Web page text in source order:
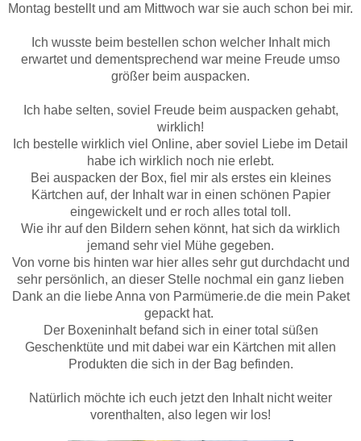
Montag bestellt und am Mittwoch war sie auch schon bei mir.
Ich wusste beim bestellen schon welcher Inhalt mich
erwartet und dementsprechend war meine Freude umso
größer beim auspacken.
Ich habe selten, soviel Freude beim auspacken gehabt,
wirklich!
Ich bestelle wirklich viel Online, aber soviel Liebe im Detail
habe ich wirklich noch nie erlebt.
Bei auspacken der Box, fiel mir als erstes ein kleines
Kärtchen auf, der Inhalt war in einen schönen Papier
eingewickelt und er roch alles total toll.
Wie ihr auf den Bildern sehen könnt, hat sich da wirklich
jemand sehr viel Mühe gegeben.
Von vorne bis hinten war hier alles sehr gut durchdacht und
sehr persönlich, an dieser Stelle nochmal ein ganz lieben
Dank an die liebe Anna von Parmümerie.de die mein Paket
gepackt hat.
Der Boxeninhalt befand sich in einer total süßen
Geschenktüte und mit dabei war ein Kärtchen mit allen
Produkten die sich in der Bag befinden.
Natürlich möchte ich euch jetzt den Inhalt nicht weiter
vorenthalten, also legen wir los!